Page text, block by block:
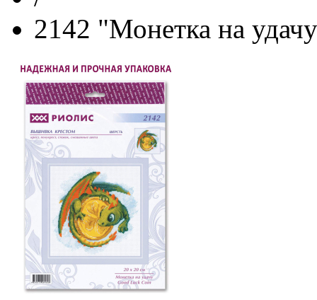
2142 "Монетка на